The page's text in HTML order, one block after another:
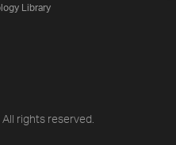
Library
rights reserved.